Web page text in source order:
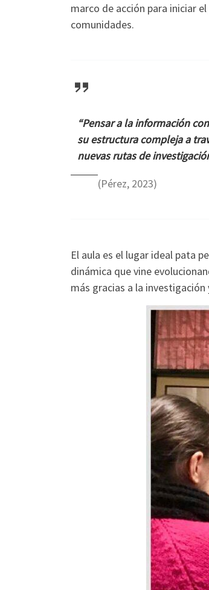
marco de acción para iniciar
comunidades.
“Pensar a la información
su estructura compleja a
nuevas rutas de
(Pérez, 2023)
El aula es el lugar ideal pata
dinámica que vine
más gracias a la investigación